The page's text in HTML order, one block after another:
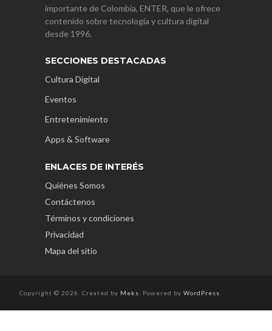
importante de Colombia, ENTER, que le ofrece
contenido sobre tecnología y cultura digital
desde 1996.
SECCIONES DESTACADAS
Cultura Digital
Eventos
Entretenimiento
Apps & Software
ENLACES DE INTERÉS
Quiénes Somos
Contáctenos
Términos y condiciones
Privacidad
Mapa del sitio
Copyright © 2026. Created by Meks . Powered by WordPress